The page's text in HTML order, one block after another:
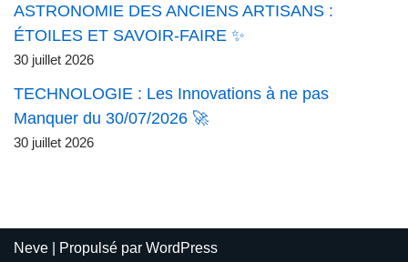
ASTRONOMIE DES ANCIENS ARTISANS :
ÉTOILES ET SAVOIR-FAIRE ✨
30 juillet 2026
TECHNOLOGIE : Les Innovations à ne pas
Manquer du 30/07/2026 🚀
30 juillet 2026
Neve | Propulsé par WordPress